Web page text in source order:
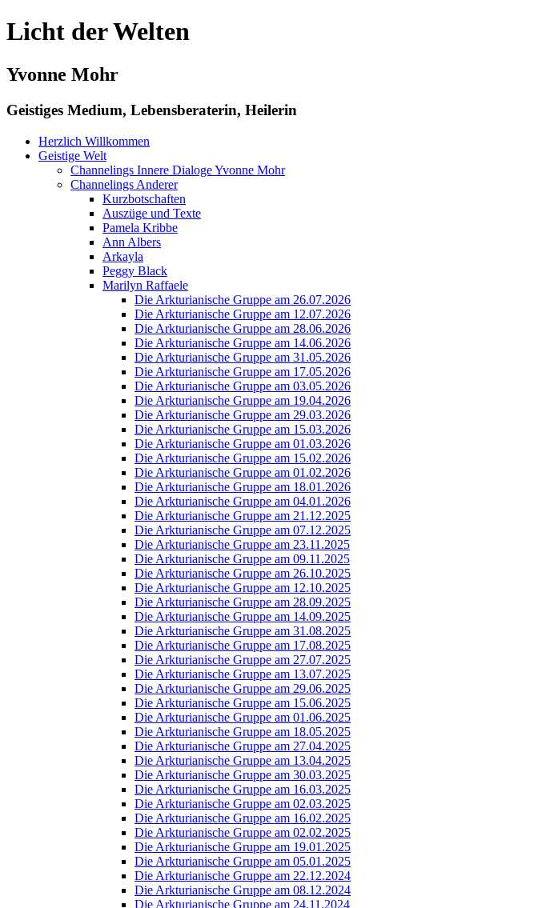
Licht der Welten
Yvonne Mohr
Geistiges Medium, Lebensberaterin, Heilerin
Herzlich Willkommen
Geistige Welt
Channelings Innere Dialoge Yvonne Mohr
Channelings Anderer
Kurzbotschaften
Auszüge und Texte
Pamela Kribbe
Ann Albers
Arkayla
Peggy Black
Marilyn Raffaele
Die Arkturianische Gruppe am 26.07.2026
Die Arkturianische Gruppe am 12.07.2026
Die Arkturianische Gruppe am 28.06.2026
Die Arkturianische Gruppe am 14.06.2026
Die Arkturianische Gruppe am 31.05.2026
Die Arkturianische Gruppe am 17.05.2026
Die Arkturianische Gruppe am 03.05.2026
Die Arkturianische Gruppe am 19.04.2026
Die Arkturianische Gruppe am 29.03.2026
Die Arkturianische Gruppe am 15.03.2026
Die Arkturianische Gruppe am 01.03.2026
Die Arkturianische Gruppe am 15.02.2026
Die Arkturianische Gruppe am 01.02.2026
Die Arkturianische Gruppe am 18.01.2026
Die Arkturianische Gruppe am 04.01.2026
Die Arkturianische Gruppe am 21.12.2025
Die Arkturianische Gruppe am 07.12.2025
Die Arkturianische Gruppe am 23.11.2025
Die Arkturianische Gruppe am 09.11.2025
Die Arkturianische Gruppe am 26.10.2025
Die Arkturianische Gruppe am 12.10.2025
Die Arkturianische Gruppe am 28.09.2025
Die Arkturianische Gruppe am 14.09.2025
Die Arkturianische Gruppe am 31.08.2025
Die Arkturianische Gruppe am 17.08.2025
Die Arkturianische Gruppe am 27.07.2025
Die Arkturianische Gruppe am 13.07.2025
Die Arkturianische Gruppe am 29.06.2025
Die Arkturianische Gruppe am 15.06.2025
Die Arkturianische Gruppe am 01.06.2025
Die Arkturianische Gruppe am 18.05.2025
Die Arkturianische Gruppe am 27.04.2025
Die Arkturianische Gruppe am 13.04.2025
Die Arkturianische Gruppe am 30.03.2025
Die Arkturianische Gruppe am 16.03.2025
Die Arkturianische Gruppe am 02.03.2025
Die Arkturianische Gruppe am 16.02.2025
Die Arkturianische Gruppe am 02.02.2025
Die Arkturianische Gruppe am 19.01.2025
Die Arkturianische Gruppe am 05.01.2025
Die Arkturianische Gruppe am 22.12.2024
Die Arkturianische Gruppe am 08.12.2024
Die Arkturianische Gruppe am 24.11.2024